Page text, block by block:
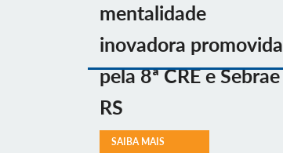
mentalidade
inovadora promovida
pela 8ª CRE e Sebrae
RS
SAIBA MAIS